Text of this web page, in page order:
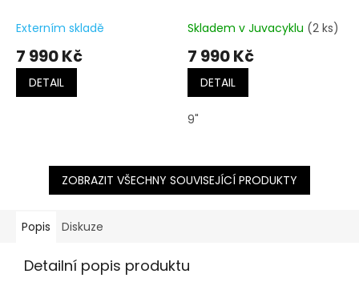
Externím skladě
7 990 Kč
DETAIL
Skladem v Juvacyklu (2 ks)
7 990 Kč
DETAIL
9"
ZOBRAZIT VŠECHNY SOUVISEJÍCÍ PRODUKTY
Popis Diskuze
Detailní popis produktu